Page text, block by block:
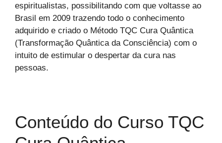
espiritualistas, possibilitando com que voltasse ao
Brasil em 2009 trazendo todo o conhecimento
adquirido e criado o Método TQC Cura Quântica
(Transformação Quântica da Consciência) com o
intuito de estimular o despertar da cura nas
pessoas.
Conteúdo do Curso TQC